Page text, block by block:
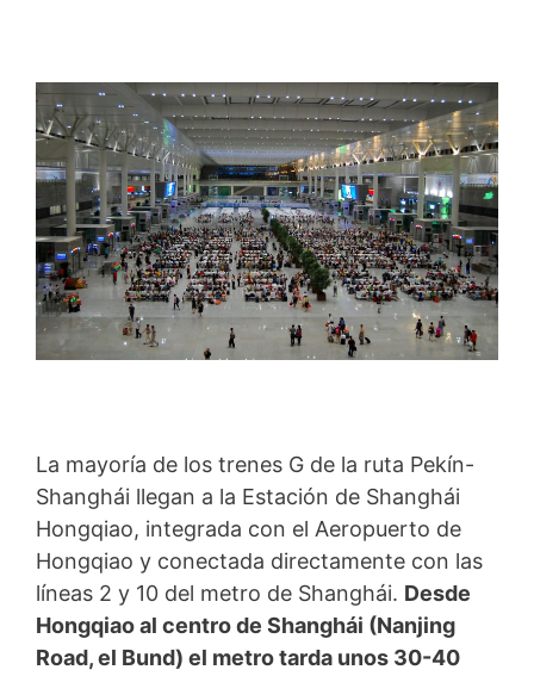
La mayoría de los trenes G de la ruta Pekín-
Shanghái llegan a la Estación de Shanghái
Hongqiao, integrada con el Aeropuerto de
Hongqiao y conectada directamente con las
líneas 2 y 10 del metro de Shanghái. Desde
Hongqiao al centro de Shanghái (Nanjing
Road, el Bund) el metro tarda unos 30-40